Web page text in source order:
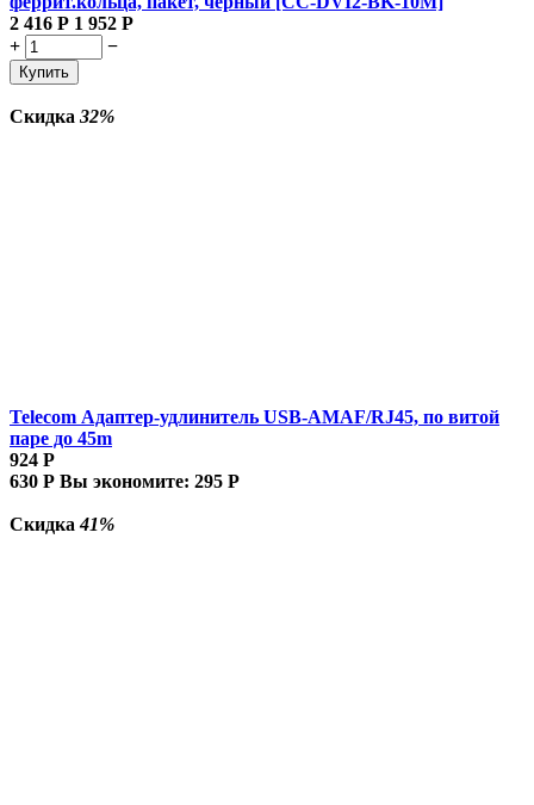
2 416 Р 1 952 Р
+
−
Купить
Скидка 32%
Telecom Адаптер-удлинитель USB-AMAF/RJ45, по витой
паре до 45m
924 Р
630 Р Вы экономите: 295 Р
Скидка41%